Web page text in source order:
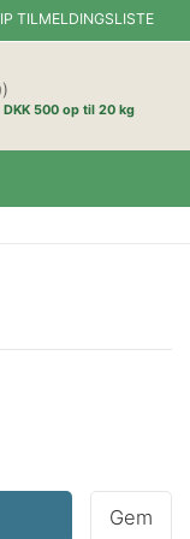
TILMELDINGSLISTE
500 op til 20 kg
Gem